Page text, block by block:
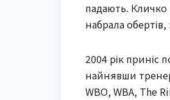
падають. Кличко
набрала
2004 рік приніс
найнявши
WBO, WBA, The